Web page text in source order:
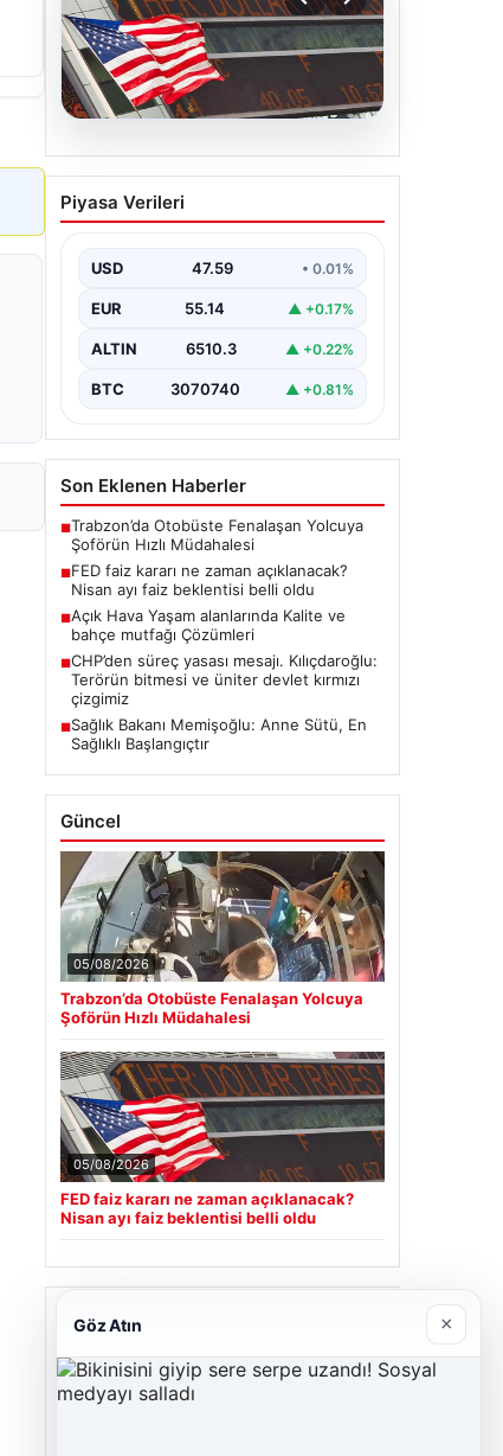
05.08.2026
FED faiz kararı ne zaman
açıklanacak? Nisan ayı
Piyasa Verileri
USD 47.59 • 0.01%
EUR 55.14 ▲ +0.17%
ALTIN 6510.3 ▲ +0.22%
BTC 3070740 ▲ +0.81%
Son Eklenen Haberler
■Trabzon’da Otobüste Fenalaşan Yolcuya
Şoförün Hızlı Müdahalesi
■FED faiz kararı ne zaman açıklanacak?
Nisan ayı faiz beklentisi belli oldu
■Açık Hava Yaşam alanlarında Kalite ve
bahçe mutfağı Çözümleri
■CHP’den süreç yasası mesajı. Kılıçdaroğlu:
Terörün bitmesi ve üniter devlet kırmızı
çizgimiz
■Sağlık Bakanı Memişoğlu: Anne Sütü, En
Sağlıklı Başlangıçtır
Güncel
05/08/2026
Trabzon’da Otobüste Fenalaşan Yolcuya
Şoförün Hızlı Müdahalesi
05/08/2026
FED faiz kararı ne zaman açıklanacak?
Nisan ayı faiz beklentisi belli oldu
Son Eklenen Firmalar
Cengiz Sigorta
23/06/2026
Göz Atın ×